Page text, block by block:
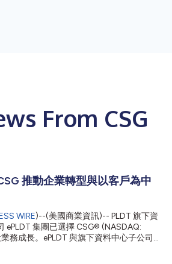
From CSG
推動企業轉型與以客戶為中
WIRE)--(美國商業資訊)-- PLDT 旗下資
ePLDT 集團已選擇 CSG® (NASDAQ:
務成長。ePLDT 與旗下資料中心子公司